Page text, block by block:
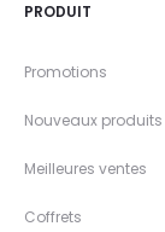
PRODUIT
Promotions
Nouveaux produits
Meilleures ventes
Coffrets